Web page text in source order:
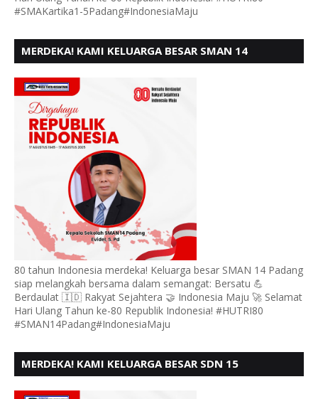
#SMAKartika1-5Padang#IndonesiaMaju
MERDEKA! KAMI KELUARGA BESAR SMAN 14
80 tahun Indonesia merdeka! Keluarga besar SMAN 14 Padang
siap melangkah bersama dalam semangat: Bersatu 💪
Berdaulat 🇮🇩 Rakyat Sejahtera 🤝 Indonesia Maju 🚀 Selamat
Hari Ulang Tahun ke-80 Republik Indonesia! #HUTRI80
#SMAN14Padang#IndonesiaMaju
MERDEKA! KAMI KELUARGA BESAR SDN 15